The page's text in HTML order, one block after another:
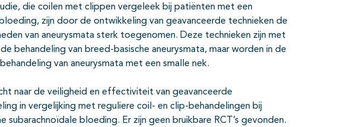
die coilen met clippen vergeleek bij patiënten met een
zijn door de ontwikkeling van geavanceerde technieken de
van aneurysmata sterk toegenomen. Deze technieken zijn met
behandeling van breed-basische aneurysmata, maar worden in de
van aneurysmata met een smalle nek.
naar de veiligheid en effectiviteit van geavanceerde
in vergelijking met reguliere coil- en clip-behandelingen bij
subarachnoïdale bloeding. Er zijn geen bruikbare RCT’s gevonden.